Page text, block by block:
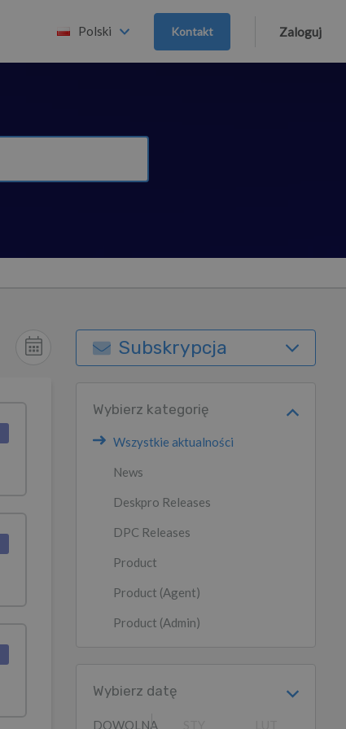
Polski Kontakt Zaloguj
Subskrypcja
Wybierz kategorię
Wszystkie aktualności
News
Deskpro Releases
DPC Releases
Product
Product (Agent)
Product (Admin)
Wybierz datę
DOWOLNA